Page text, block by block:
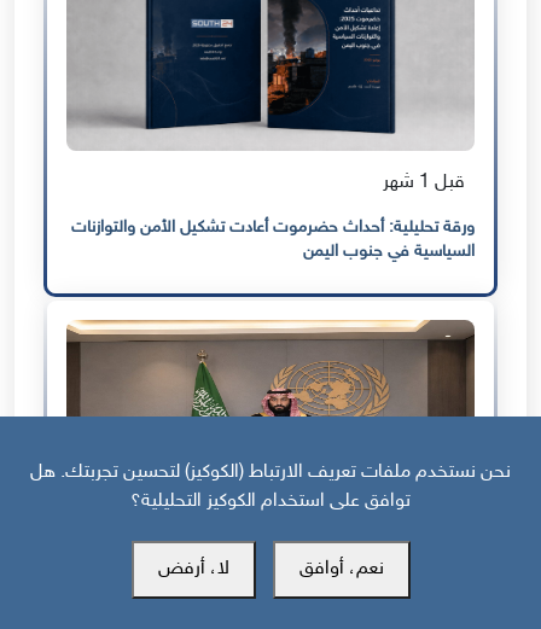
قبل 1 شهر
ورقة تحليلية: أحداث حضرموت أعادت تشكيل الأمن والتوازنات
السياسية في جنوب اليمن
قبل شهرين
نحن نستخدم ملفات تعريف الارتباط (الكوكيز) لتحسين تجربتك. هل
توافق على استخدام الكوكيز التحليلية؟
نعم، أوافق لا، أرفض